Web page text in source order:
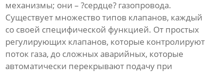
механизмы; они – ?сердце? газопровода.
Существует множество типов клапанов, каждый
со своей специфической функцией. От простых
регулирующих клапанов, которые контролируют
поток газа, до сложных аварийных, которые
автоматически перекрывают подачу при